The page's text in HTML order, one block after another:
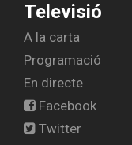
Televisió
A la carta
Programació
En directe
Facebook
Twitter